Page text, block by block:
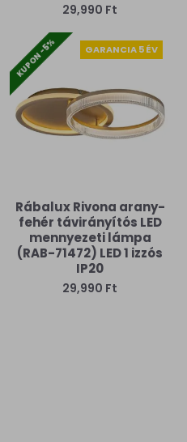
29,990 Ft
GARANCIA 5 ÉV
KUPON -5%
Rábalux Rivona arany-
fehér távirányítós LED
mennyezeti lámpa
(RAB-71472) LED 1 izzós
IP20
29,990 Ft